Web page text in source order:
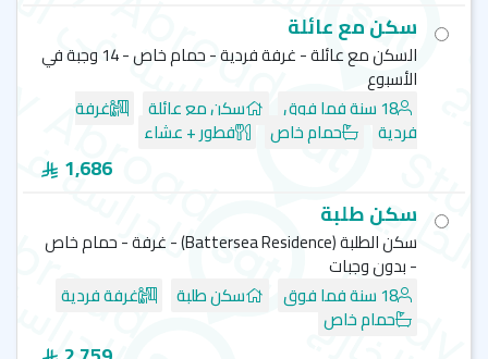
سكن مع عائلة
السكن مع عائلة - غرفة فردية - حمام خاص - 14 وجبة في
الأسبوع
18 سنة فما فوق
سكن مع عائلة غرفة
فردية حمام خاص فطور + عشاء
1,686
سكن طلبة
سكن الطلبة (‏Battersea Residence) - غرفة - حمام خاص
- بدون وجبات
18 سنة فما فوق
سكن طلبة غرفة فردية
حمام خاص